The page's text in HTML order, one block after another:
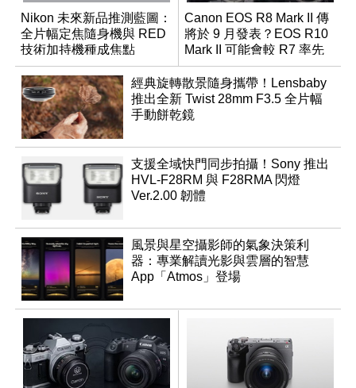
Nikon 未來新品推測藍圖：
全片幅定焦隨身機與 RED
技術加持機種成焦點
Canon EOS R8 Mark II 傳
將於 9 月發表？EOS R10
Mark II 可能會較 R7 率先
推出
經典旋轉散景隨身攜帶！Lensbaby
推出全新 Twist 28mm F3.5 全片幅
手動餅乾鏡
支援全域快門同步拍攝！Sony 推出
HVL-F28RM 與 F28RMA 閃燈
Ver.2.00 韌體
風景與星空攝影師的氣象決策利
器：專業解讀光影與雲層的智慧
App「Atmos」登場